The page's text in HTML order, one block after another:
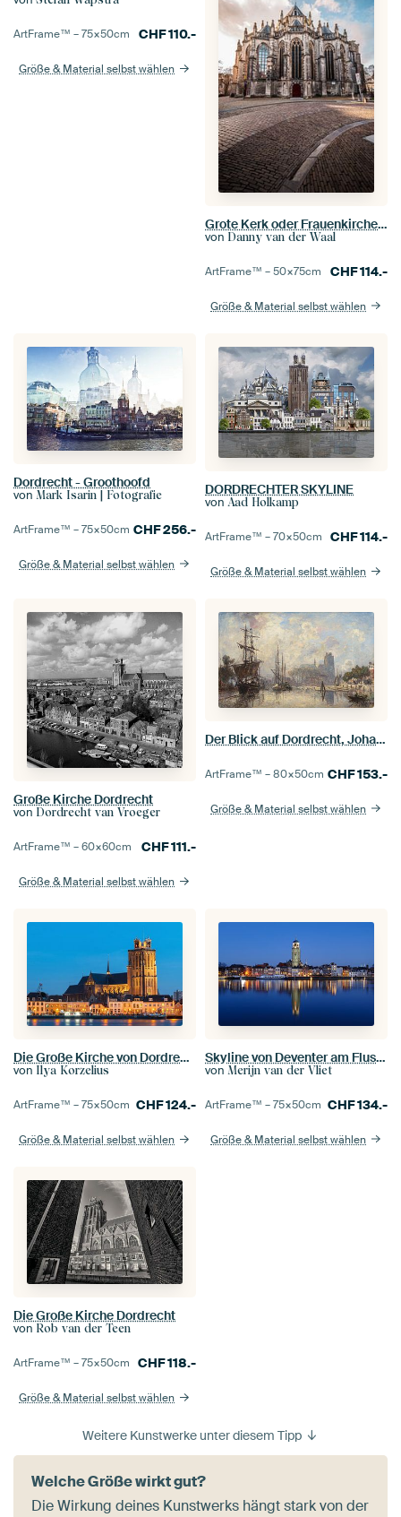
ArtFrame™ –75×50cm CHF110.-
Größe & Material selbst wählen
Grote Kerk oder Frauenkirche Dordrecht
von Danny van der Waal
ArtFrame™ –50×75cm CHF114.-
Größe & Material selbst wählen
Dordrecht - Groothoofd
von Mark Isarin | Fotografie
ArtFrame™ –75×50cm CHF256.-
Größe & Material selbst wählen
DORDRECHTER SKYLINE
von Aad Holkamp
ArtFrame™ –70×50cm CHF114.-
Größe & Material selbst wählen
Große Kirche Dordrecht
von Dordrecht van Vroeger
ArtFrame™ –60×60cm CHF111.-
Größe & Material selbst wählen
Der Blick auf Dordrecht, Johan Barthold Jongkind
ArtFrame™ –80×50cm CHF153.-
Größe & Material selbst wählen
Die Große Kirche von Dordrecht in der blauen Stunde
von Ilya Korzelius
ArtFrame™ –75×50cm CHF124.-
Größe & Material selbst wählen
Skyline von Deventer am Fluss IJssel am Abend
von Merijn van der Vliet
ArtFrame™ –75×50cm CHF134.-
Größe & Material selbst wählen
Die Große Kirche Dordrecht
von Rob van der Teen
ArtFrame™ –75×50cm CHF118.-
Größe & Material selbst wählen
Weitere Kunstwerke unter diesem Tipp
Welche Größe wirkt gut?
Die Wirkung deines Kunstwerks hängt stark von der